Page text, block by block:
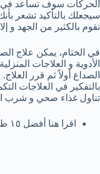
الحركات سوف تساعد في
سيجعلك بالتأكيد تشعر
تقوم بالكثير من الجهد و
في الختام، يمكن علاج
الأدوية و العلاجات
الصداع أولاً ثم قرر
بالتفكير في العلاجات
تناول غذاء صحي و شرب
اقرا هنا أفضل ١٥ طريقة تساعدك في